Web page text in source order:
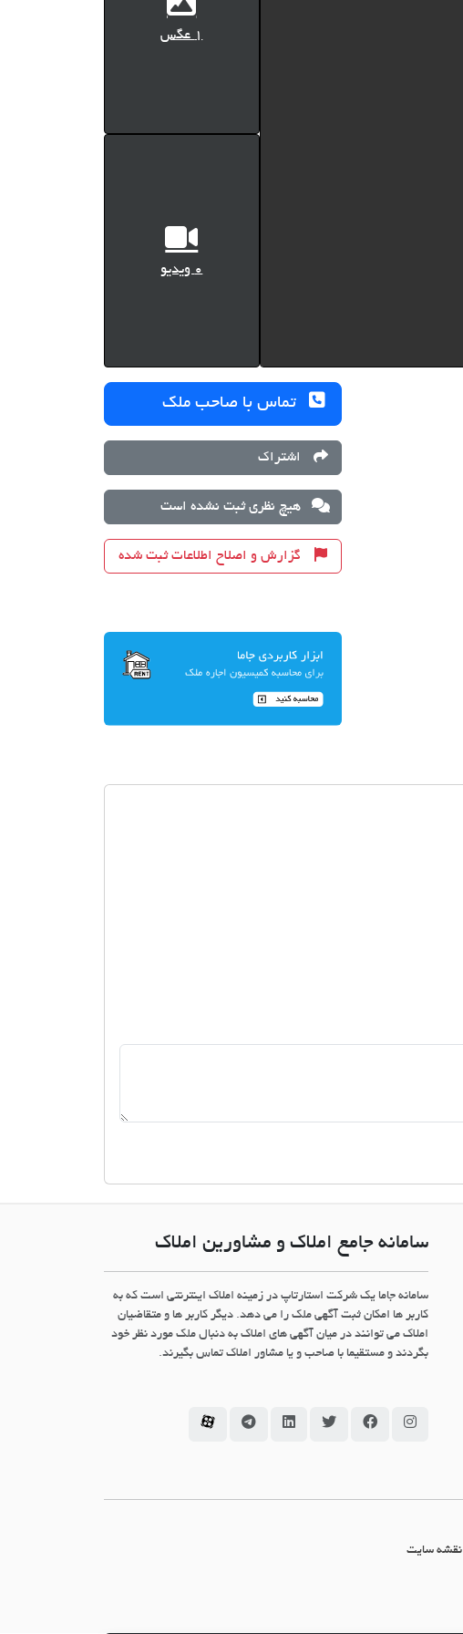
1 عگس
0 ویدیو
تماس با صاحب ملک
اشتراک
هیچ نظری ثبت نشده است
گزارش و اصلاح اطلاعات ثبت شده
سامانه جامع املاک و مشاورین املاک
سامانه جاما یک شرکت استارتاپ در زمینه املاک اینترنتی است که به
کاربر ها امکان ثبت آگهی ملک را می دهد. دیگر کاربر ها و متقاضیان
املاک می توانند در میان آگهی های املاک به دنبال ملک مورد نظر خود
بگردند و مستقیما با صاحب و یا مشاور املاک تماس بگیرند.
سامانه جاما در اینستاگرام
سامانه جاما در فیسبوک
سامانه جاما در توئیتر
سامانه جاما در لینکداین
سامانه جاما در تلگرام
سامانه جاما در آپارات
نقشه سایت